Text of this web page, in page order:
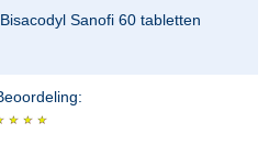
Sanofi 60 tabletten